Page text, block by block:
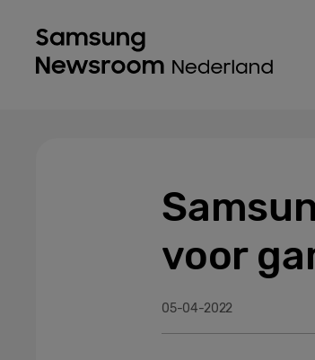
voor
05-04-2022